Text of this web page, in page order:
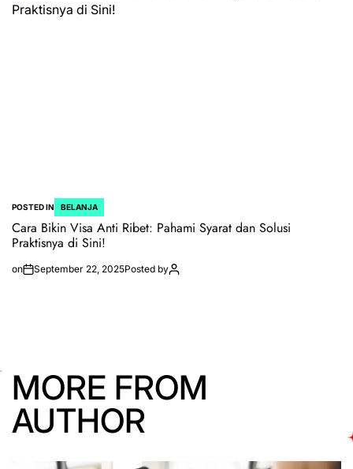
POSTED IN BELANJA
Cara Bikin Visa Anti Ribet: Pahami Syarat dan Solusi
Praktisnya di Sini!
on September 22, 2025Posted by
MORE FROM
AUTHOR